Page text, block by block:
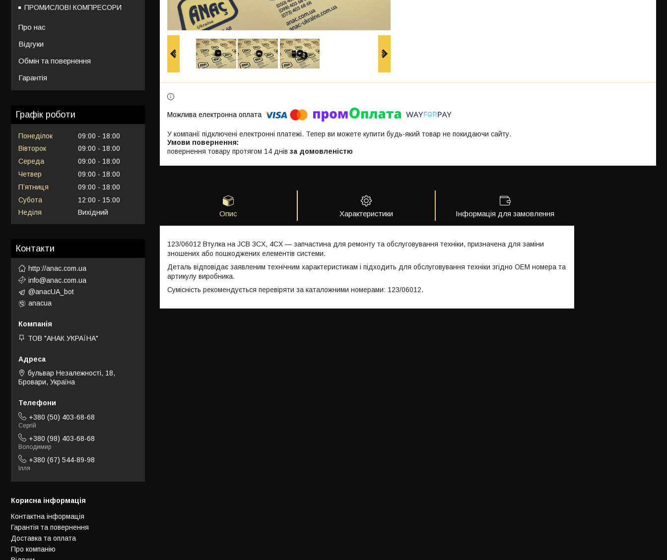
У компанії підключені електронні платежі. Тепер ви можете купити будь-який товар не покидаючи сайту.
повернення товару протягом 14 днів за домовленістю
Опис Характеристики Інформація для замовлення
123/06012 Втулка на JCB 3CX, 4CX — запчастина для ремонту та обслуговування техніки, призначена для заміни
зношених або пошкоджених елементів системи.
Деталь відповідає заявленим технічним характеристикам і підходить для обслуговування техніки згідно OEM номера та
артикулу виробника.
Сумісність рекомендується перевіряти за каталожними номерами: 123/06012.
ПРОМИСЛОВІ КОМПРЕСОРИ
Про нас
Відгуки
Обмін та повернення
Гарантія
Графік роботи
Понеділок 09:00
18:00
Вівторок
09:00
18:00
Середа
09:00
18:00
Четвер
09:00
18:00
Пʼятниця
09:00
18:00
Субота
12:00
15:00
Неділя
Вихідний
Контакти
http://anac.com.ua
info@anac.com.ua
@anacUA_bot
anacua
ТОВ "АНАК УКРАЇНА"
бульвар Незалежності, 18,
Бровари, Україна
+380 (50) 403-68-68
Сергій
+380 (98) 403-68-68
Володимир
+380 (67) 544-89-98
Ілля
Корисна інформація
Контактна інформація
Гарантія та повернення
Доставка та оплата
Про компанію